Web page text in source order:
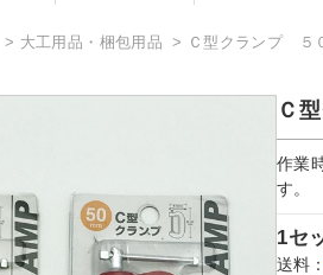
大工用品・梱包用品 Ｃ型クランプ ５
Ｃ
作業
す。
1セ
送料：